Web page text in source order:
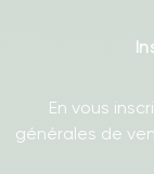
En vous
générales de